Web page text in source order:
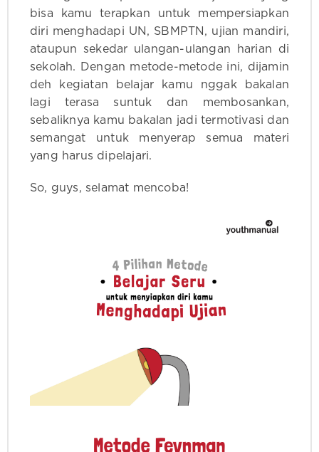
bisa kamu terapkan untuk mempersiapkan
diri menghadapi UN, SBMPTN, ujian mandiri,
ataupun sekedar ulangan-ulangan harian di
sekolah. Dengan metode-metode ini, dijamin
deh kegiatan belajar kamu nggak bakalan
lagi terasa suntuk dan membosankan,
sebaliknya kamu bakalan jadi termotivasi dan
semangat untuk menyerap semua materi
yang harus dipelajari.
So, guys, selamat mencoba!